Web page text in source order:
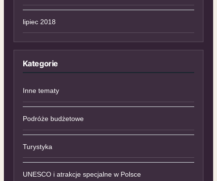
lipiec 2018
Kategorie
Inne tematy
Podróże budżetowe
Turystyka
UNESCO i atrakcje specjalne w Polsce